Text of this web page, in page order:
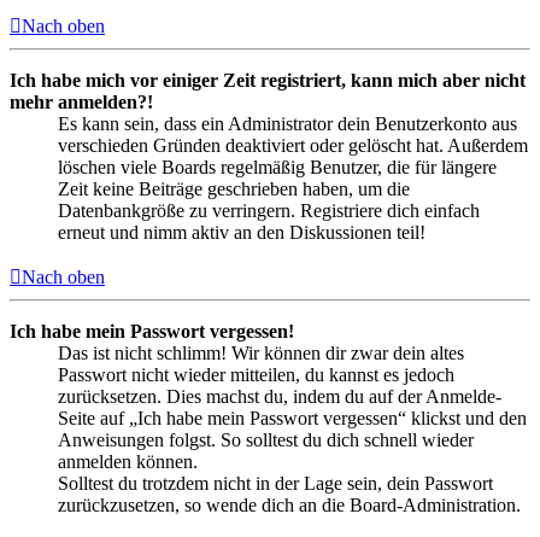
Nach oben
Ich habe mich vor einiger Zeit registriert, kann mich aber nicht
mehr anmelden?!
Es kann sein, dass ein Administrator dein Benutzerkonto aus
verschieden Gründen deaktiviert oder gelöscht hat. Außerdem
löschen viele Boards regelmäßig Benutzer, die für längere
Zeit keine Beiträge geschrieben haben, um die
Datenbankgröße zu verringern. Registriere dich einfach
erneut und nimm aktiv an den Diskussionen teil!
Nach oben
Ich habe mein Passwort vergessen!
Das ist nicht schlimm! Wir können dir zwar dein altes
Passwort nicht wieder mitteilen, du kannst es jedoch
zurücksetzen. Dies machst du, indem du auf der Anmelde-
Seite auf „Ich habe mein Passwort vergessen“ klickst und den
Anweisungen folgst. So solltest du dich schnell wieder
anmelden können.
Solltest du trotzdem nicht in der Lage sein, dein Passwort
zurückzusetzen, so wende dich an die Board-Administration.